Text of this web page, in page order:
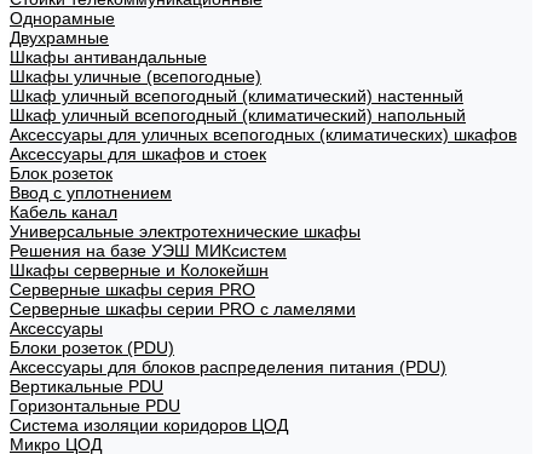
Однорамные
Двухрамные
Шкафы антивандальные
Шкафы уличные (всепогодные)
Шкаф уличный всепогодный (климатический) настенный
Шкаф уличный всепогодный (климатический) напольный
Аксессуары для уличных всепогодных (климатических) шкафов
Аксессуары для шкафов и стоек
Блок розеток
Ввод с уплотнением
Кабель канал
Универсальные электротехнические шкафы
Решения на базе УЭШ МИКсистем
Шкафы серверные и Колокейшн
Серверные шкафы серия PRO
Серверные шкафы серии PRO с ламелями
Аксессуары
Блоки розеток (PDU)
Аксессуары для блоков распределения питания (PDU)
Вертикальные PDU
Горизонтальные PDU
Система изоляции коридоров ЦОД
Микро ЦОД